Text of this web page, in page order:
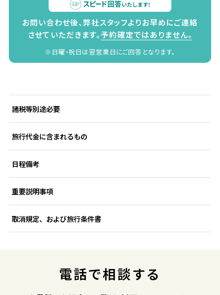
お問い合わせ後、弊社スタッフよりお早めにご連絡
させていただきます。予約確定ではありません。
※日曜・祝日は翌営業日にご回答となります。
諸税等別途必要
旅行代金に含まれるもの
日程備考
重要説明事項
取消規定、および旅行条件書
電話で相談する